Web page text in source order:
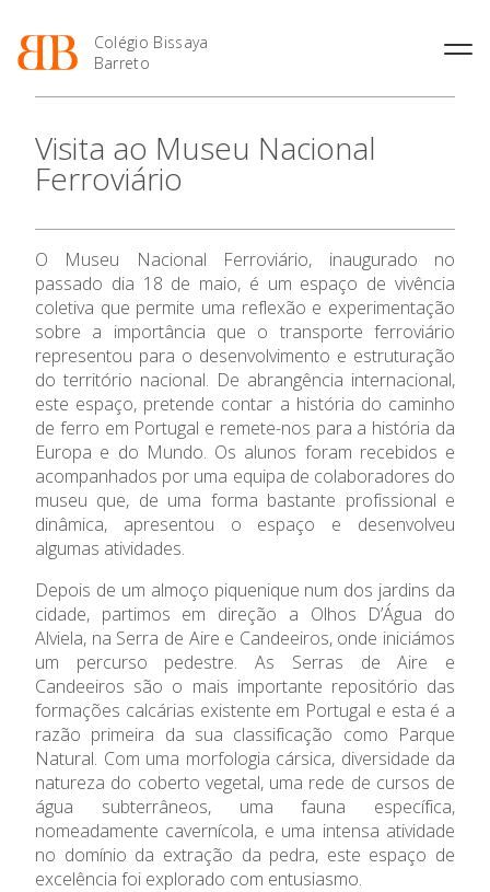
Colégio Bissaya
Barreto
O Colégio
Projeto Educativo
Organização
Colaboradores Não
Docentes
Instalações
Ofertas de emprego
Regulamentos
Jornal “O Coreto”
Privacidade
Oferta Formativa
Enriquecimento Curricular
Oferta Curricular
Sala de Estudo
Atividades de Interrupção
Letiva
Academia de Línguas
Ensino Profissional
Profissionais
Matrículas
Termalismo
Curso de Técnico/a de Apoio
à Família e à Comunidade
Ofertas de Emprego
Ano Letivo
2027
Calendários
de Educação
SIGE
Secretariado de Exames
Admissão
Informações
APEE
Notícias
Visita ao Museu Nacional
Ferroviário
O Museu Nacional Ferroviário, inaugurado no
passado dia 18 de maio, é um espaço de vivência
coletiva que permite uma reflexão e experimentação
sobre a importância que o transporte ferroviário
representou para o desenvolvimento e estruturação
do território nacional. De abrangência internacional,
este espaço, pretende contar a história do caminho
de ferro em Portugal e remete-nos para a história da
Europa e do Mundo. Os alunos foram recebidos e
acompanhados por uma equipa de colaboradores do
museu que, de uma forma bastante profissional e
dinâmica, apresentou o espaço e desenvolveu
algumas atividades.
Depois de um almoço piquenique num dos jardins da
cidade, partimos em direção a Olhos D’Água do
Alviela, na Serra de Aire e Candeeiros, onde iniciámos
um percurso pedestre. As Serras de Aire e
Candeeiros são o mais importante repositório das
formações calcárias existente em Portugal e esta é a
razão primeira da sua classificação como Parque
Natural. Com uma morfologia cársica, diversidade da
natureza do coberto vegetal, uma rede de cursos de
água subterrâneos, uma fauna específica,
nomeadamente cavernícola, e uma intensa atividade
no domínio da extração da pedra, este espaço de
excelência foi explorado com entusiasmo.